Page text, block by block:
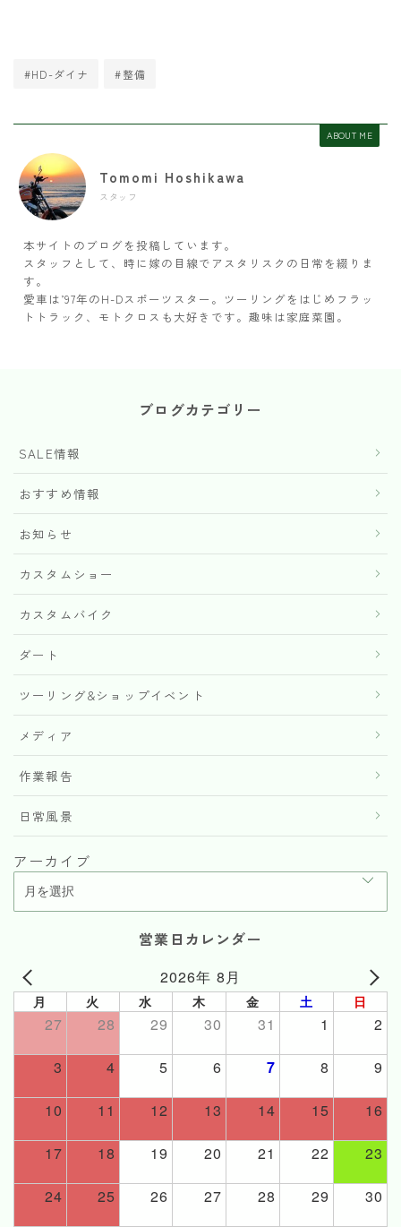
#HD-ダイナ #整備
ABOUT ME
Tomomi Hoshikawa
スタッフ
本サイトのブログを投稿しています。
スタッフとして、時に嫁の目線でアスタリスクの日常を綴りま
す。
愛車は’97年のH-Dスポーツスター。ツーリングをはじめフラッ
トトラック、モトクロスも大好きです。趣味は家庭菜園。
ブログカテゴリー
SALE情報
おすすめ情報
お知らせ
カスタムショー
カスタムバイク
ダート
ツーリング&ショップイベント
メディア
作業報告
日常風景
アーカイブ
営業日カレンダー
2026年 8月
月 火 水 木 金 土 日
27 28 29 30 31 1 2
3 4 5 6 7 8 9
10 11 12 13 14 15 16
17 18 19 20 21 22 23
24 25 26 27 28 29 30